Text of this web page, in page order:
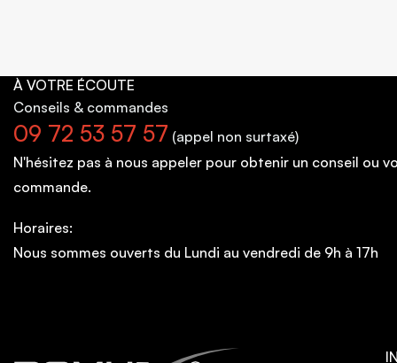
À VOTRE ÉCOUTE
Conseils & commandes
09 72 53 57 57 (appel non surtaxé)
N'hésitez pas à nous appeler pour obtenir un conseil ou
commande.
Horaires:
Nous sommes ouverts du Lundi au vendredi de 9h à 17h